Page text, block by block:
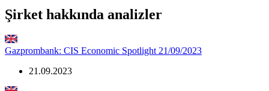
Şirket hakkında analizler
Gazprombank: CIS Economic Spotlight 21/09/2023
21.09.2023